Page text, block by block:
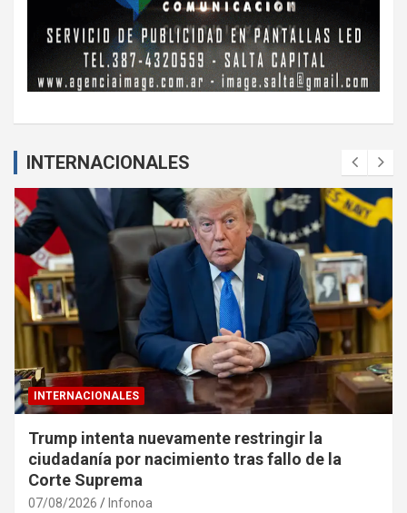
INTERNACIONALES
INTERNACIONALES
Trump intenta nuevamente restringir la
ciudadanía por nacimiento tras fallo de la
Corte Suprema
07/08/2026 Infonoa